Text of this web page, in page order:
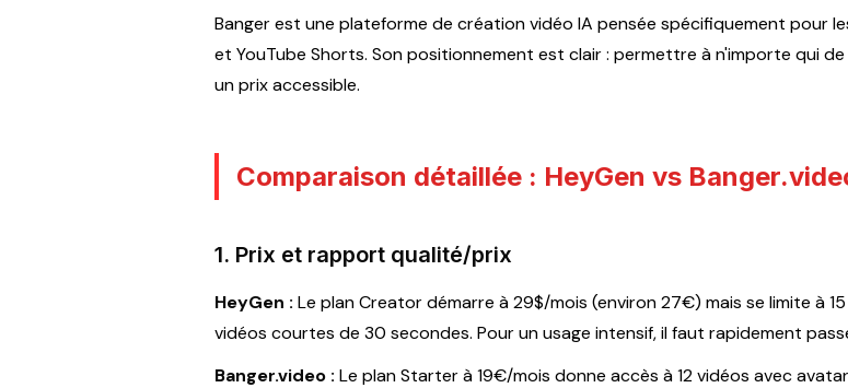
Banger est une plateforme de création vidéo IA pensée spécifiquement pour
et YouTube Shorts. Son positionnement est clair : permettre à n'importe qui
un prix accessible.
Comparaison détaillée : HeyGen vs
1. Prix et rapport qualité/prix
HeyGen : Le plan Creator démarre à 29$/mois (environ 27€) mais se limite à
vidéos courtes de 30 secondes. Pour un usage intensif, il faut rapidement
Banger.video : Le plan Starter à 19€/mois donne accès à 12 vidéos avec